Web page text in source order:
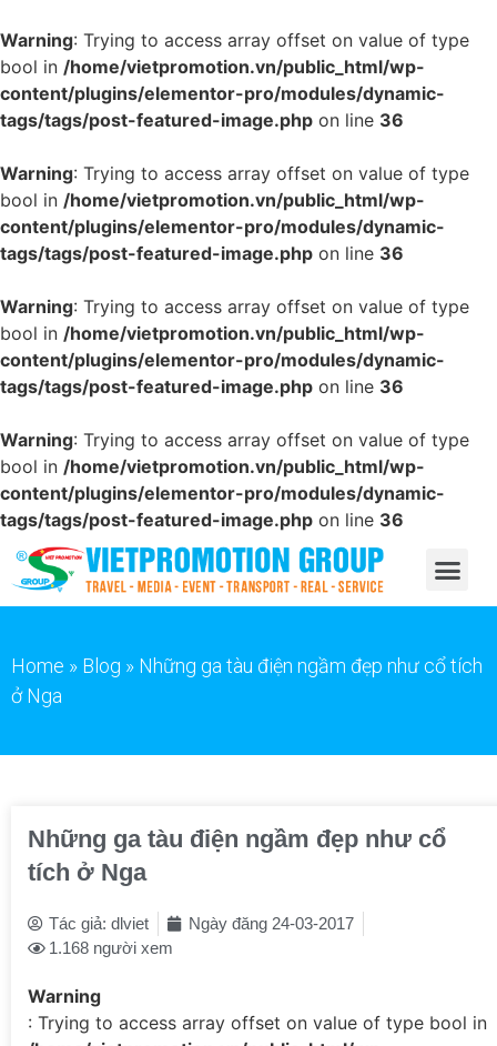
Warning: Trying to access array offset on value of type
bool in /home/vietpromotion.vn/public_html/wp-
content/plugins/elementor-pro/modules/dynamic-
tags/tags/post-featured-image.php on line 36
Warning: Trying to access array offset on value of type
bool in /home/vietpromotion.vn/public_html/wp-
content/plugins/elementor-pro/modules/dynamic-
tags/tags/post-featured-image.php on line 36
Warning: Trying to access array offset on value of type
bool in /home/vietpromotion.vn/public_html/wp-
content/plugins/elementor-pro/modules/dynamic-
tags/tags/post-featured-image.php on line 36
Warning: Trying to access array offset on value of type
bool in /home/vietpromotion.vn/public_html/wp-
content/plugins/elementor-pro/modules/dynamic-
tags/tags/post-featured-image.php on line 36
Home » Blog » Những ga tàu điện ngầm đẹp như cổ tích
ở Nga
Những ga tàu điện ngầm đẹp như cổ
tích ở Nga
Tác giả: dlviet Ngày đăng 24-03-2017
1.168 người xem
Warning
: Trying to access array offset on value of type bool in